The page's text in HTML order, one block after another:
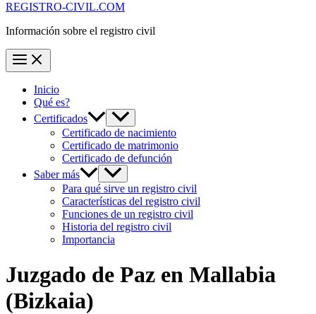
REGISTRO-CIVIL.COM
Información sobre el registro civil
Inicio
Qué es?
Certificados
Certificado de nacimiento
Certificado de matrimonio
Certificado de defunción
Saber más
Para qué sirve un registro civil
Características del registro civil
Funciones de un registro civil
Historia del registro civil
Importancia
Juzgado de Paz en Mallabia
(Bizkaia)